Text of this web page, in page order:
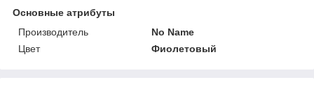
Основные атрибуты
Производитель
No Name
Цвет
Фиолетовый